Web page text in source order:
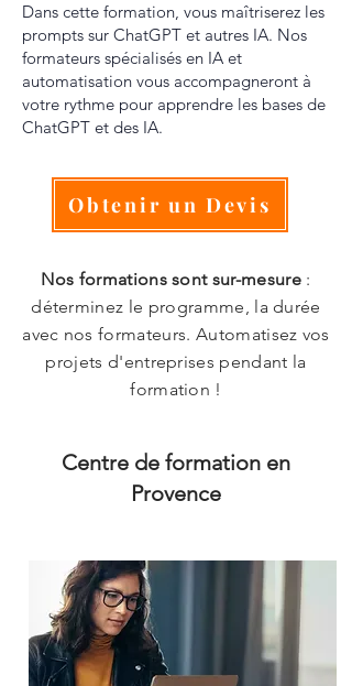
Dans cette formation, vous maîtriserez les
prompts sur ChatGPT et autres IA. Nos
formateurs spécialisés en IA et
automatisation vous accompagneront à
votre rythme pour apprendre les bases de
ChatGPT et des IA.
Obtenir un Devis
Nos formations sont sur-mesure:
déterminez le programme, la durée
avec nos formateurs. Automatisez vos
projets d'entreprises pendant la
formation !
Centre de formation en
Provence